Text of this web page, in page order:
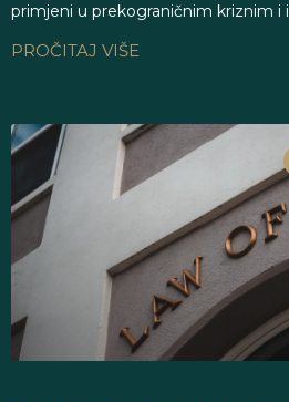
primjeni u prekograničnim kriznim i
PROČITAJ VIŠE